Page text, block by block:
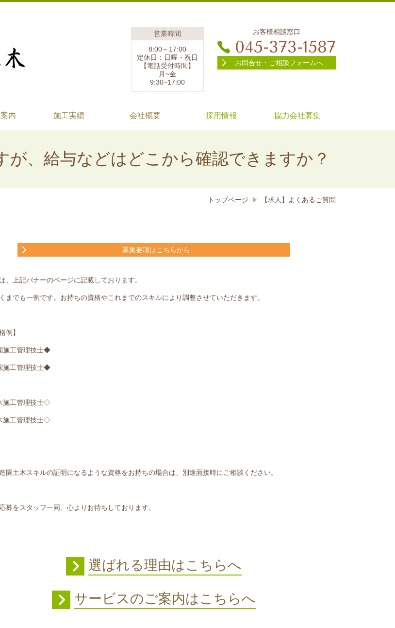
営業時間
8:00～17:00
定休日：日曜・祝日
【電話受付時間】
​月~金
9:30~17:00
お客様相談窓口
045-373-1587
お問合せ・ご相談フォームへ
内 施工実績 会社概要 採用情報 協力会社募集
が、給与などはどこから確認できますか？
トップページ 【求人】よくあるご質問
募集要項はこちらから
、上記バナーのページに記載しております。
までも一例です。お持ちの資格やこれまでのスキルにより調整させていただきます。
例】
施工管理技士◆
施工管理技士◆
施工管理技士◇
施工管理技士◇
園土木スキルの証明になるような資格をお持ちの場合は、別途面接時にご相談ください。
募をスタッフ一同、心よりお待ちしております。
選ばれる理由はこちらへ
サービスのご案内はこちらへ